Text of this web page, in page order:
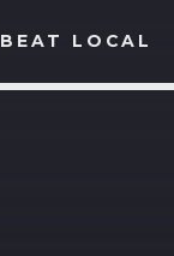
BEAT LOCAL